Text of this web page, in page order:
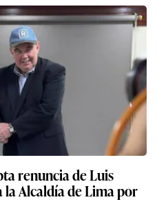
renuncia de Luis
Alcaldía de Lima por